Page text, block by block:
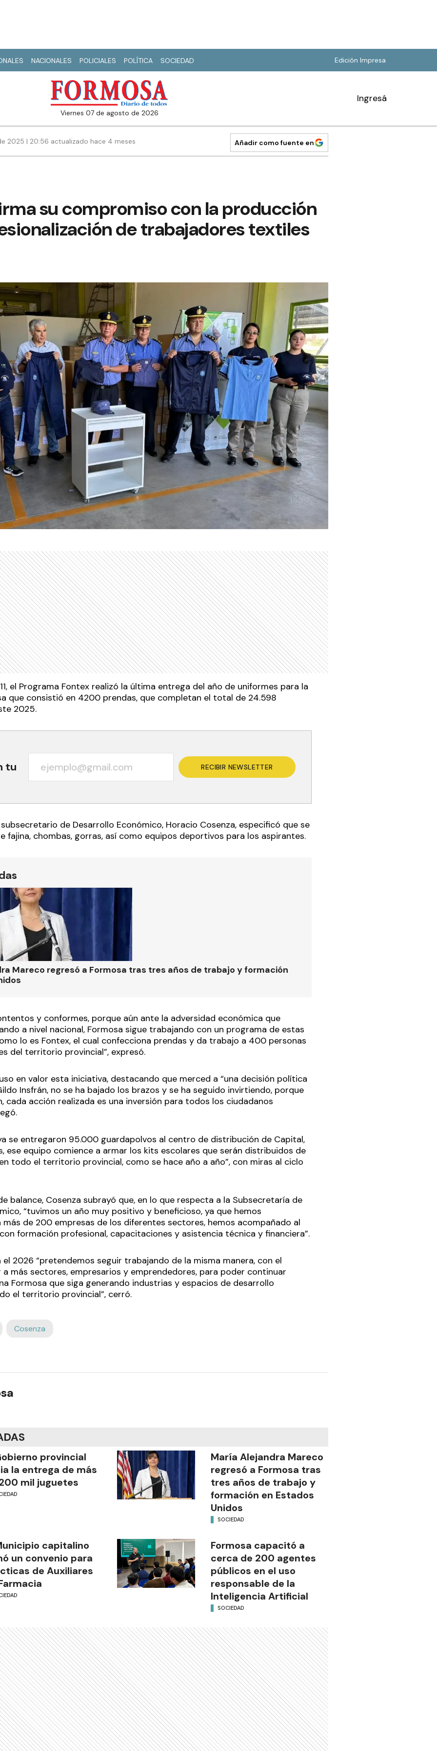
NACIONALES POLICIALES POLÍTICA SOCIEDAD Edición Impresa
viernes 07 de agosto de 2026
Ingresá
2025 | 20:56 actualizado hace 4 meses Añadir como fuente en
su compromiso con la producción
de trabajadores textiles
el Programa Fontex realizó la última entrega del año de uniformes para la
que consistió en 4200 prendas, que completan el total de 24.598
2025.
tu RECIBIR NEWSLETTER
de Desarrollo Económico, Horacio Cosenza, especificó que se
fajina, chombas, gorras, así como equipos deportivos para los aspirantes.
Mareco regresó a Formosa tras tres años de trabajo y formación
y conformes, porque aún ante la adversidad económica que
a nivel nacional, Formosa sigue trabajando con un programa de estas
lo es Fontex, el cual confecciona prendas y da trabajo a 400 personas
del territorio provincial”, expresó.
en valor esta iniciativa, destacando que merced a “una decisión política
Insfrán, no se ha bajado los brazos y se ha seguido invirtiendo, porque
cada acción realizada es una inversión para todos los ciudadanos
se entregaron 95.000 guardapolvos al centro de distribución de Capital,
ese equipo comience a armar los kits escolares que serán distribuidos de
todo el territorio provincial, como se hace año a año”, con miras al ciclo
balance, Cosenza subrayó que, en lo que respecta a la Subsecretaría de
“tuvimos un año muy positivo y beneficioso, ya que hemos
de 200 empresas de los diferentes sectores, hemos acompañado al
formación profesional, capacitaciones y asistencia técnica y financiera”.
2026 “pretendemos seguir trabajando de la misma manera, con el
más sectores, empresarios y emprendedores, para poder continuar
Formosa que siga generando industrias y espacios de desarrollo
el territorio provincial”, cerró.
Cosenza
provincial
la entrega de más
mil juguetes
María Alejandra Mareco
regresó a Formosa tras
tres años de trabajo y
formación en Estados
Unidos
SOCIEDAD
capitalino
un convenio para
de Auxiliares
Formosa capacitó a
cerca de 200 agentes
públicos en el uso
responsable de la
Inteligencia Artificial
SOCIEDAD